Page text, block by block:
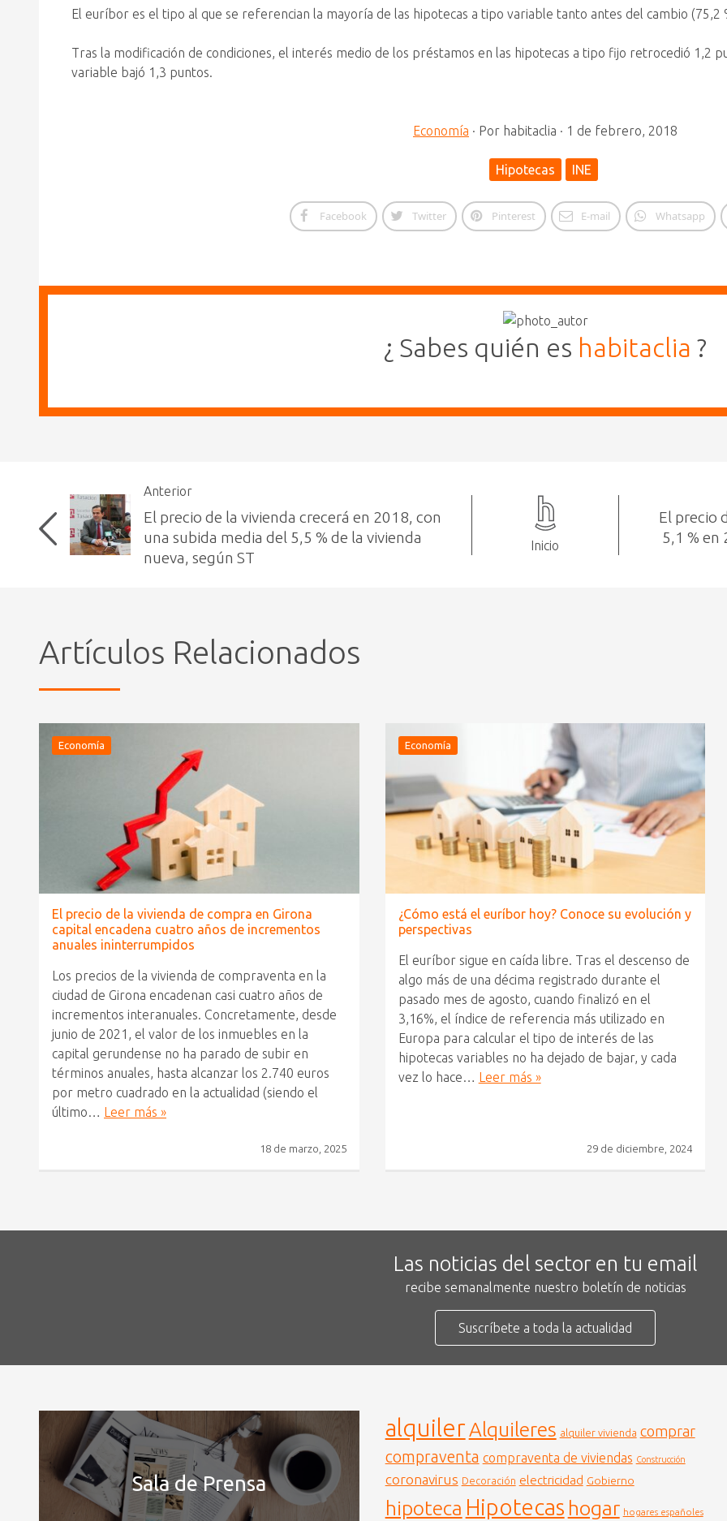
El euríbor es el tipo al que se referencian la mayoría de las hipotecas a tipo variable tanto antes del cambio (75,2
Tras la modificación de condiciones, el interés medio de los préstamos en las hipotecas a tipo fijo retrocedió 1,2
variable bajó 1,3 puntos.
Economía · Por habitaclia · 1 de febrero, 2018
Hipotecas INE
Facebook Twitter Pinterest E-mail Whatsapp
¿ Sabes quién es habitaclia ?
Anterior
El precio de la vivienda crecerá en 2018, con
una subida media del 5,5 % de la vivienda
nueva, según ST
Inicio
El precio
5,1 % en
Artículos Relacionados
Economía
El precio de la vivienda de compra en Girona
capital encadena cuatro años de incrementos
anuales ininterrumpidos
Los precios de la vivienda de compraventa en la
ciudad de Girona encadenan casi cuatro años de
incrementos interanuales. Concretamente, desde
junio de 2021, el valor de los inmuebles en la
capital gerundense no ha parado de subir en
términos anuales, hasta alcanzar los 2.740 euros
por metro cuadrado en la actualidad (siendo el
último… Leer más »
18 de marzo, 2025
Economía
¿Cómo está el euríbor hoy? Conoce su evolución y
perspectivas
El euríbor sigue en caída libre. Tras el descenso de
algo más de una décima registrado durante el
pasado mes de agosto, cuando finalizó en el
3,16%, el índice de referencia más utilizado en
Europa para calcular el tipo de interés de las
hipotecas variables no ha dejado de bajar, y cada
vez lo hace… Leer más »
29 de diciembre, 2024
Las noticias del sector en tu email
recibe semanalmente nuestro boletín de noticias
Suscríbete a toda la actualidad
Sala de Prensa
alquilerAlquileres alquiler vivienda comprar
compraventa compraventa de viviendas Construcción
coronavirus Decoración electricidad Gobierno
hipoteca Hipotecas hogar hogares españoles